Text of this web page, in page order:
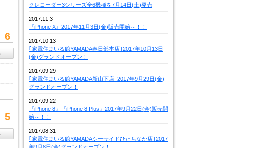
6
5
クレコーダー3シリーズ全6機種を7月14日(土)発売
2017.11.3
『iPhone X』2017年11月3日(金)販売開始～！！
2017.10.13
｢家電住まいる館YAMADA春日部本店｣2017年10月13日
(金)グランドオープン！
2017.09.29
｢家電住まいる館YAMADA新山下店｣2017年9月29日(金)
グランドオープン！
2017.09.22
『iPhone 8』『iPhone 8 Plus』2017年9月22日(金)販売開
始～！！
2017.08.31
｢家電住まいる館YAMADAシーサイドひたちなか店｣2017